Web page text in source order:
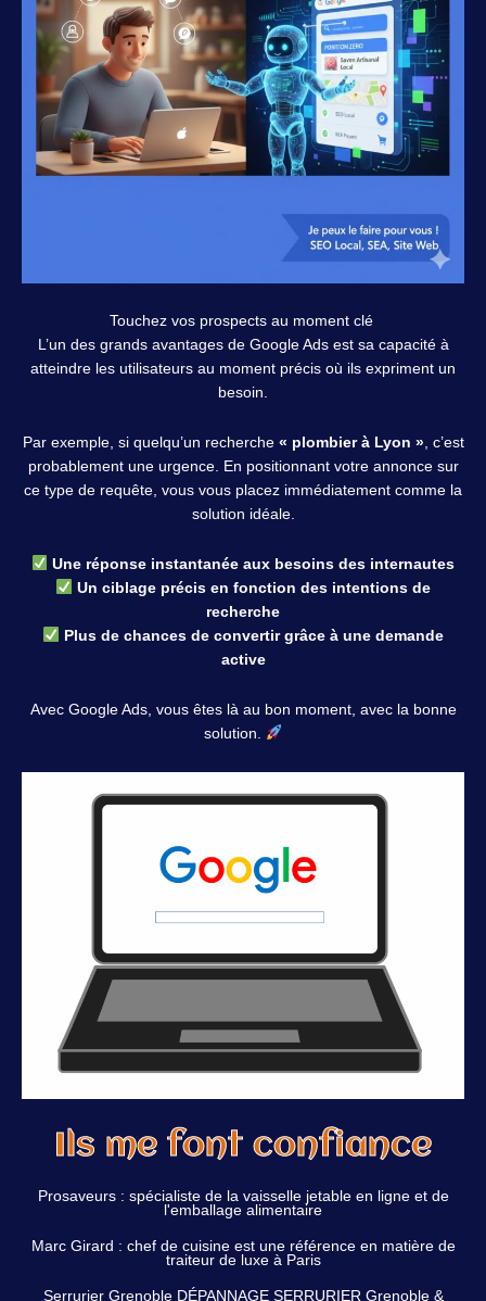
Touchez vos prospects au moment clé
L’un des grands avantages de Google Ads est sa capacité à
atteindre les utilisateurs au moment précis où ils expriment un
besoin.
Par exemple, si quelqu’un recherche « plombier à Lyon », c’est
probablement une urgence. En positionnant votre annonce sur
ce type de requête, vous vous placez immédiatement comme la
solution idéale.
Une réponse instantanée aux besoins des internautes
Un ciblage précis en fonction des intentions de
recherche
Plus de chances de convertir grâce à une demande
active
Avec Google Ads, vous êtes là au bon moment, avec la bonne
solution.
Ils me font confiance
Prosaveurs : spécialiste de la vaisselle jetable en ligne et de
l'emballage alimentaire
Marc Girard : chef de cuisine est une référence en matière de
traiteur de luxe à Paris
Serrurier Grenoble DÉPANNAGE SERRURIER Grenoble &